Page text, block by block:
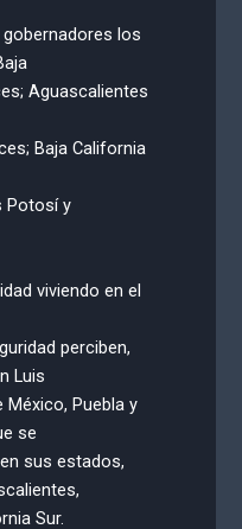
los
Aguascalientes
Baja California
Potosí y
viviendo en el
perciben,
Luis
Puebla y
se
sus estados,
Sur.